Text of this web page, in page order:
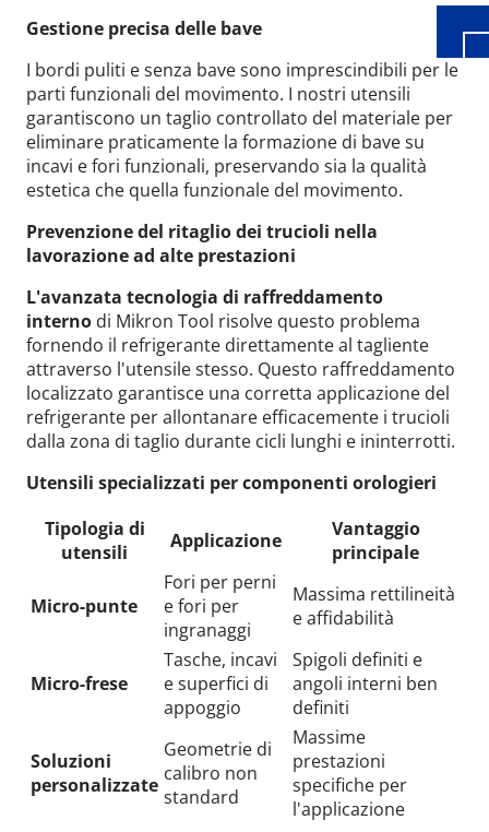
Gestione precisa delle bave
I bordi puliti e senza bave sono imprescindibili per le
parti funzionali del movimento. I nostri utensili
garantiscono un taglio controllato del materiale per
eliminare praticamente la formazione di bave su
incavi e fori funzionali, preservando sia la qualità
estetica che quella funzionale del movimento.
Prevenzione del ritaglio dei trucioli nella
lavorazione ad alte prestazioni
L'avanzata tecnologia di raffreddamento
interno di Mikron Tool risolve questo problema
fornendo il refrigerante direttamente al tagliente
attraverso l'utensile stesso. Questo raffreddamento
localizzato garantisce una corretta applicazione del
refrigerante per allontanare efficacemente i trucioli
dalla zona di taglio durante cicli lunghi e ininterrotti.
Utensili specializzati per componenti orologieri
Tipologia di
utensili
Applicazione
Vantaggio
principale
Micro-punte
Fori per perni
e fori per
ingranaggi
Massima rettilineità
e affidabilità
Micro-frese
Tasche, incavi
e superfici di
appoggio
Spigoli definiti e
angoli interni ben
definiti
Soluzioni
personalizzate
Geometrie di
calibro non
standard
Massime
prestazioni
specifiche per
l'applicazione